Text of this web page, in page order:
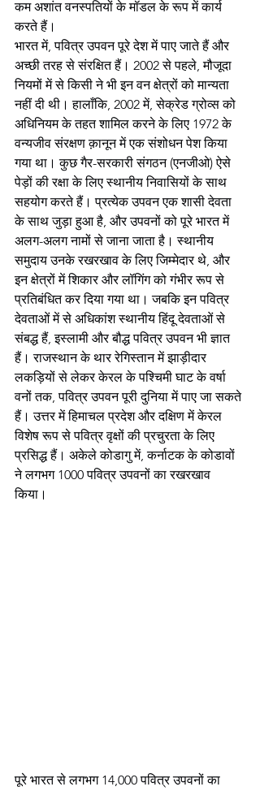
कम अशांत वनस्पतियों के मॉडल के रूप में कार्य
करते हैं।
भारत में, पवित्र उपवन पूरे देश में पाए जाते हैं और
अच्छी तरह से संरक्षित हैं। 2002 से पहले, मौजूदा
नियमों में से किसी ने भी इन वन क्षेत्रों को मान्यता
नहीं दी थी। हालाँकि, 2002 में, सेक्रेड ग्रोव्स को
अधिनियम के तहत शामिल करने के लिए 1972 के
वन्यजीव संरक्षण क़ानून में एक संशोधन पेश किया
गया था। कुछ गैर-सरकारी संगठन (एनजीओ) ऐसे
पेड़ों की रक्षा के लिए स्थानीय निवासियों के साथ
सहयोग करते हैं। प्रत्येक उपवन एक शासी देवता
के साथ जुड़ा हुआ है, और उपवनों को पूरे भारत में
अलग-अलग नामों से जाना जाता है। स्थानीय
समुदाय उनके रखरखाव के लिए जिम्मेदार थे, और
इन क्षेत्रों में शिकार और लॉगिंग को गंभीर रूप से
प्रतिबंधित कर दिया गया था। जबकि इन पवित्र
देवताओं में से अधिकांश स्थानीय हिंदू देवताओं से
संबद्ध हैं, इस्लामी और बौद्ध पवित्र उपवन भी ज्ञात
हैं। राजस्थान के थार रेगिस्तान में झाड़ीदार
लकड़ियों से लेकर केरल के पश्चिमी घाट के वर्षा
वनों तक, पवित्र उपवन पूरी दुनिया में पाए जा सकते
हैं। उत्तर में हिमाचल प्रदेश और दक्षिण में केरल
विशेष रूप से पवित्र वृक्षों की प्रचुरता के लिए
प्रसिद्ध हैं। अकेले कोडागु में, कर्नाटक के कोडावों
ने लगभग 1000 पवित्र उपवनों का रखरखाव
किया।
पूरे भारत से लगभग 14,000 पवित्र उपवनों का